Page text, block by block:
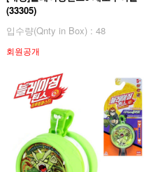
(33305)
입수량(Qnty in Box) : 48
회원공개